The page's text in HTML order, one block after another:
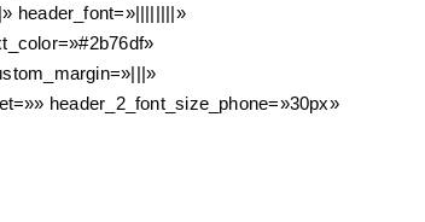
header_font=»||||||||»
header_2_font_size_phone=»30px»